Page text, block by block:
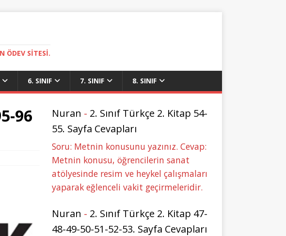
ÖDEV SITESI.
6. SINIF 7. SINIF 8. SINIF
96
Nuran - 2. Sınıf Türkçe 2. Kitap 54-
55. Sayfa Cevapları
Soru: Metnin konusunu yazınız. Cevap:
Metnin konusu, öğrencilerin sanat
atölyesinde resim ve heykel çalışmaları
yaparak eğlenceli vakit geçirmeleridir.
Nuran - 2. Sınıf Türkçe 2. Kitap 47-
48-49-50-51-52-53. Sayfa Cevapları